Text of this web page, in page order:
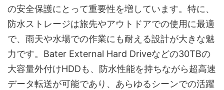
の安全保護にとって重要性を増しています。特に、
防水ストレージは旅先やアウトドアでの使用に最適
で、雨天や水場での作業にも耐える設計が大きな魅
力です。Bater External Hard Driveなどの30TBの
大容量外付けHDDも、防水性能を持ちながら超高速
データ転送が可能であり、あらゆるシーンでの活躍